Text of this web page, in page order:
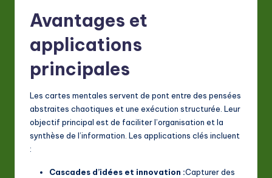
Avantages et
applications
principales
Les cartes mentales servent de pont entre des pensées
abstraites chaotiques et une exécution structurée. Leur
objectif principal est de faciliter l’organisation et la
synthèse de l’information. Les applications clés incluent
:
Cascades d’idées et innovation :Capturer des